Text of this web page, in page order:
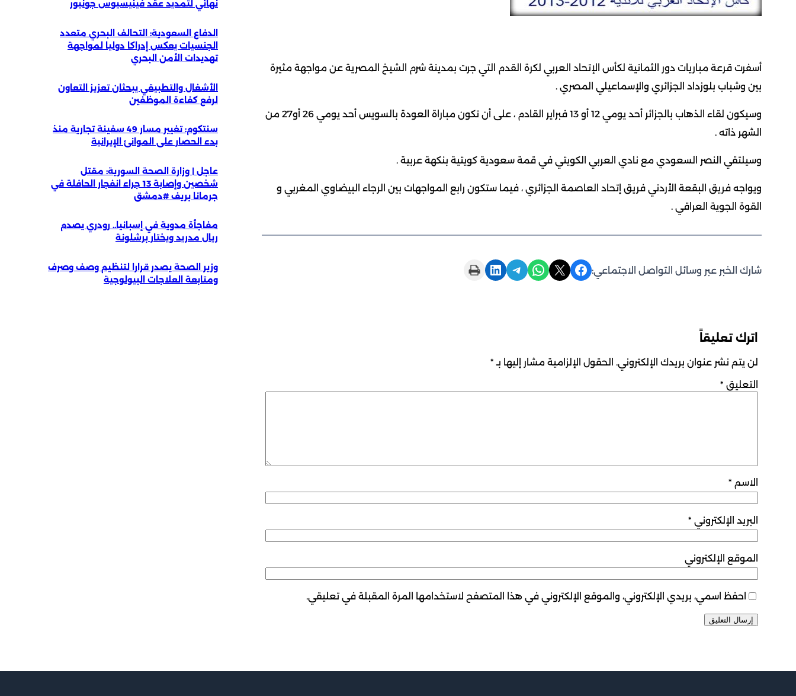
أسفرت قرعة مباريات دور الثمانية لكأس الإتحاد العربي لكرة القدم التي جرت بمدينة شرم الشيخ المصرية عن مواجهة مثيرة
بين وشباب بلوزداد الجزائري والإسماعيلي المصري .
وسيكون لقاء الذهاب بالجزائر أحد يومي 12 أو 13 فبراير القادم ، على أن تكون مباراة العودة بالسويس أحد يومي 26 أو27 من
الشهر ذاته .
وسيلتقي النصر السعودي مع نادي العربي الكويتي في قمة سعودية كويتية بنكهة عربية .
ويواجه فريق البقعة الأردني فريق إتحاد العاصمة الجزائري ، فيما ستكون رابع المواجهات بين الرجاء البيضاوي المغربي و
القوة الجوية العراقي .
شارك الخبر عبر وسائل التواصل الاجتماعي: Share on Facebook
Share on X
Share on WhatsApp
Share on Telegram
Share on LinkedIn
Print this Page
اترك تعليقاً
لن يتم نشر عنوان بريدك الإلكتروني. الحقول الإلزامية مشار إليها بـ *
التعليق *
الاسم *
البريد الإلكتروني *
الموقع الإلكتروني
احفظ اسمي، بريدي الإلكتروني، والموقع الإلكتروني في هذا المتصفح لاستخدامها المرة المقبلة في تعليقي.
نهائي لتمديد عقد فينيسيوس جونيور
الدفاع السعودية: التحالف البحري متعدد
الجنسيات يعكس إدراكا دوليا لمواجهة
تهديدات الأمن البحري
الأشغال والتطبيقي يبحثان تعزيز التعاون
لرفع كفاءة الموظفين
سنتكوم: تغيير مسار 49 سفينة تجارية منذ
بدء الحصار على الموانئ الإيرانية
عاجل | وزارة الصحة السورية: مقتل
شخصين وإصابة 13 جراء انفجار الحافلة في
جرمانا بريف #دمشق
مفاجأة مدوية في إسبانيا.. رودري يصدم
ريال مدريد ويختار برشلونة
وزير الصحة يصدر قرارا لتنظيم وصف وصرف
ومتابعة العلاجات البيولوجية